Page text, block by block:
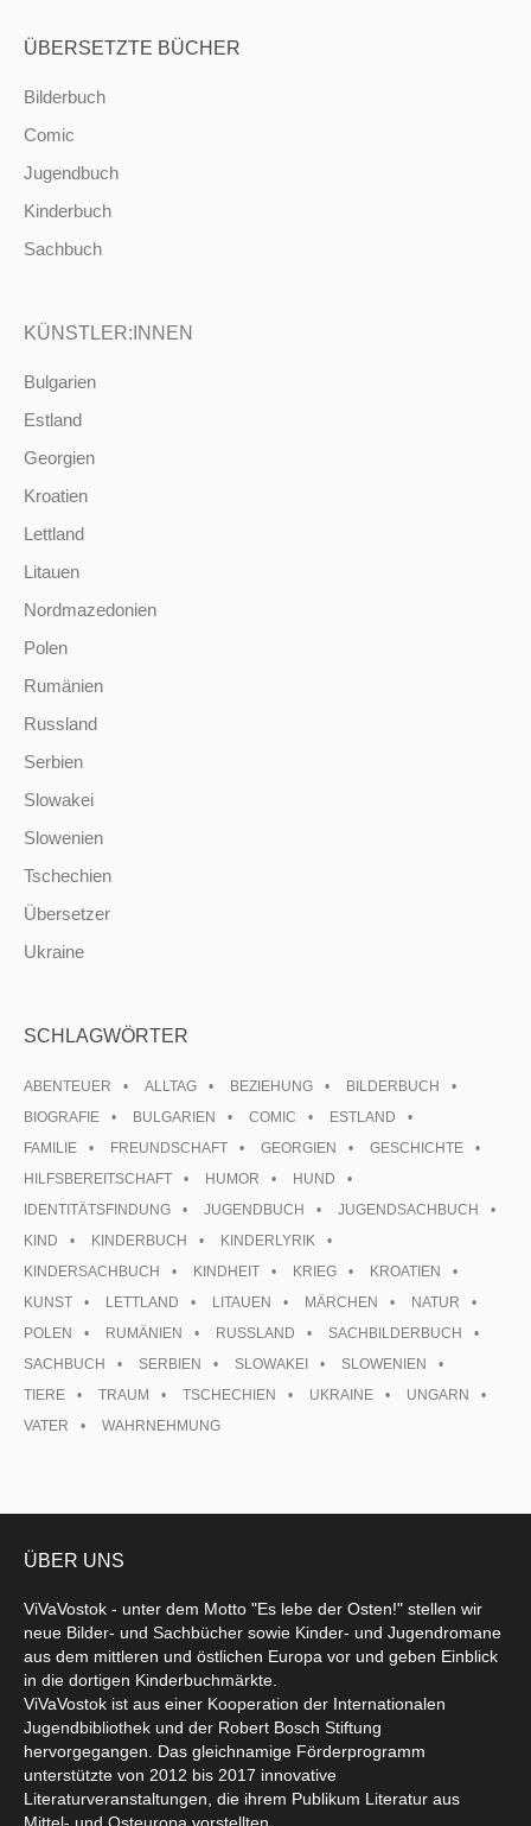
ÜBERSETZTE BÜCHER
Bilderbuch
Comic
Jugendbuch
Kinderbuch
Sachbuch
KÜNSTLER:INNEN
Bulgarien
Estland
Georgien
Kroatien
Lettland
Litauen
Nordmazedonien
Polen
Rumänien
Russland
Serbien
Slowakei
Slowenien
Tschechien
Übersetzer
Ukraine
SCHLAGWÖRTER
ABENTEUER ALLTAG BEZIEHUNG
BILDERBUCH
BIOGRAFIE
BULGARIEN COMIC
ESTLAND
FAMILIE
FREUNDSCHAFT GEORGIEN
GESCHICHTE
HILFSBEREITSCHAFT
HUMOR
HUND
IDENTITÄTSFINDUNG
JUGENDBUCH
JUGENDSACHBUCH
KIND
KINDERBUCH
KINDERLYRIK
KINDERSACHBUCH
KINDHEIT KRIEG
KROATIEN
KUNST
LETTLAND LITAUEN MÄRCHEN
NATUR
POLEN
RUMÄNIEN RUSSLAND
SACHBILDERBUCH
SACHBUCH
SERBIEN SLOWAKEI
SLOWENIEN
TIERE
TRAUM TSCHECHIEN UKRAINE
UNGARN
VATER
WAHRNEHMUNG
ÜBER UNS
ViVaVostok - unter dem Motto "Es lebe der Osten!" stellen wir
neue Bilder- und Sachbücher sowie Kinder- und Jugendromane
aus dem mittleren und östlichen Europa vor und geben Einblick
in die dortigen Kinderbuchmärkte.
ViVaVostok ist aus einer Kooperation der Internationalen
Jugendbibliothek und der Robert Bosch Stiftung
hervorgegangen. Das gleichnamige Förderprogramm
unterstützte von 2012 bis 2017 innovative
Literaturveranstaltungen, die ihrem Publikum Literatur aus